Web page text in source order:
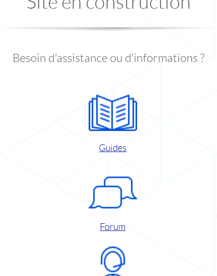
Besoin d'assistance ou d'informations ?
Guides
Forum